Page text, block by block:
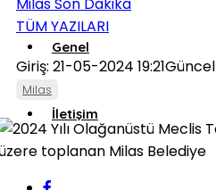
Genel
İletişim
TÜM YAZILARI
Giriş: 21-05-2024 19:21
Milas